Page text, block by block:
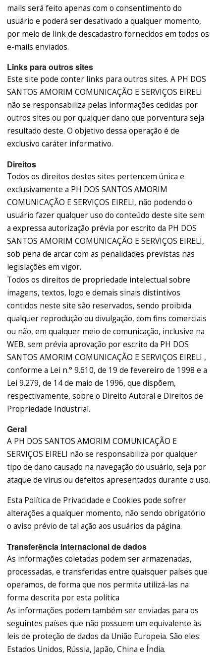
mails será feito apenas com o consentimento do
usuário e poderá ser desativado a qualquer momento,
por meio de link de descadastro fornecidos em todos os
e-mails enviados.
Links para outros sites
Este site pode conter links para outros sites. A PH DOS
SANTOS AMORIM COMUNICAÇÃO E SERVIÇOS EIRELI
não se responsabiliza pelas informações cedidas por
outros sites ou por qualquer dano que porventura seja
resultado deste. O objetivo dessa operação é de
exclusivo caráter informativo.
Direitos
Todos os direitos destes sites pertencem única e
exclusivamente a PH DOS SANTOS AMORIM
COMUNICAÇÃO E SERVIÇOS EIRELI, não podendo o
usuário fazer qualquer uso do conteúdo deste site sem
a expressa autorização prévia por escrito da PH DOS
SANTOS AMORIM COMUNICAÇÃO E SERVIÇOS EIRELI,
sob pena de arcar com as penalidades previstas nas
legislações em vigor.
Todos os direitos de propriedade intelectual sobre
imagens, textos, logo e demais sinais distintivos
contidos neste site são reservados, sendo proibida
qualquer reprodução ou divulgação, com fins comerciais
ou não, em qualquer meio de comunicação, inclusive na
WEB, sem prévia aprovação por escrito da PH DOS
SANTOS AMORIM COMUNICAÇÃO E SERVIÇOS EIRELI ,
conforme a Lei n.° 9.610, de 19 de fevereiro de 1998 e a
Lei 9.279, de 14 de maio de 1996, que dispõem,
respectivamente, sobre o Direito Autoral e Direitos de
Propriedade Industrial.
Geral
A PH DOS SANTOS AMORIM COMUNICAÇÃO E
SERVIÇOS EIRELI não se responsabiliza por qualquer
tipo de dano causado na navegação do usuário, seja por
ataque de vírus ou defeitos apresentados durante o uso.
Esta Política de Privacidade e Cookies pode sofrer
alterações a qualquer momento, não sendo obrigatório
o aviso prévio de tal ação aos usuários da página.
Transferência internacional de dados
As informações coletadas podem ser armazenadas,
processadas, e transferidas entre quaisquer países que
operamos, de forma que nos permita utilizá-las na
forma descrita por esta política
As informações podem também ser enviadas para os
seguintes países que não possuem um equivalente às
leis de proteção de dados da União Europeia. São eles:
Estados Unidos, Rússia, Japão, China e Índia.